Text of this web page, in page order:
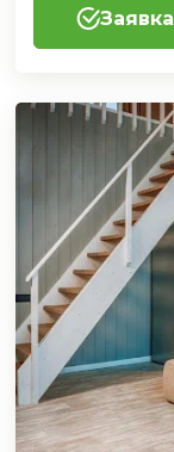
Заявка